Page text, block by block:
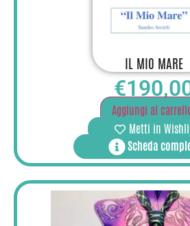
IL MIO MARE
€
Aggiungi al
Metti in
Scheda